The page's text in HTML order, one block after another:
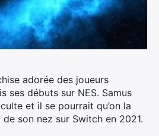
adorée des joueurs
ses débuts sur NES. Samus
et il se pourrait qu’on la
son nez sur Switch en 2021.